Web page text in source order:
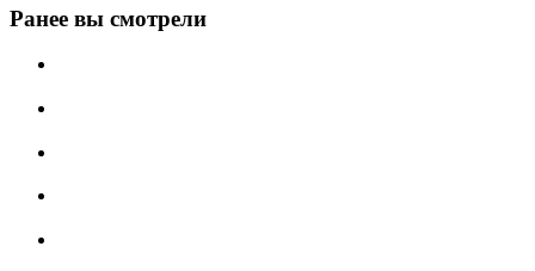
Ранее вы смотрели